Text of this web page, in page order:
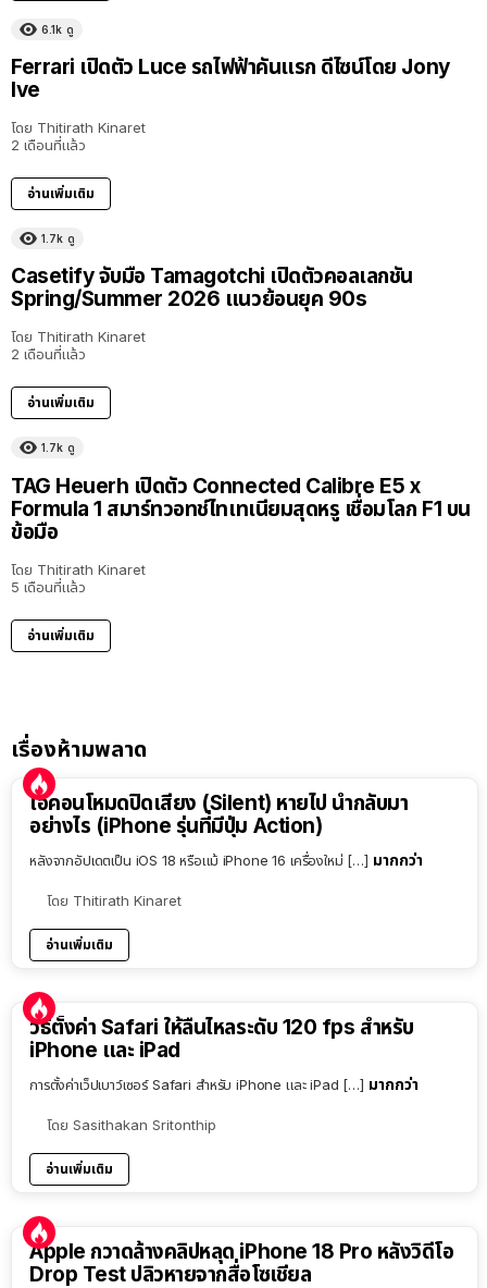
6.1k ดู
Ferrari เปิดตัว Luce รถไฟฟ้าคันแรก ดีไซน์โดย Jony
Ive
โดย Thitirath Kinaret
2 เดือนที่แล้ว
อ่านเพิ่มเติม
1.7k ดู
Casetify จับมือ Tamagotchi เปิดตัวคอลเลกชัน
Spring/Summer 2026 แนวย้อนยุค 90s
โดย Thitirath Kinaret
2 เดือนที่แล้ว
อ่านเพิ่มเติม
1.7k ดู
TAG Heuerh เปิดตัว Connected Calibre E5 x
Formula 1 สมาร์ทวอทช์ไทเทเนียมสุดหรู เชื่อมโลก F1 บน
ข้อมือ
โดย Thitirath Kinaret
5 เดือนที่แล้ว
อ่านเพิ่มเติม
เรื่องห้ามพลาด
ไอคอนโหมดปิดเสียง (Silent) หายไป นำกลับมา
อย่างไร (iPhone รุ่นที่มีปุ่ม Action)
หลังจากอัปเดตเป็น iOS 18 หรือแม้ iPhone 16 เครื่องใหม่ […] มากกว่า
โดย Thitirath Kinaret
อ่านเพิ่มเติม
วิธีตั้งค่า Safari ให้ลื่นไหลระดับ 120 fps สำหรับ
iPhone และ iPad
การตั้งค่าเว็ปเบาว์เซอร์ Safari สำหรับ iPhone และ iPad […] มากกว่า
โดย Sasithakan Sritonthip
อ่านเพิ่มเติม
Apple กวาดล้างคลิปหลุด iPhone 18 Pro หลังวิดีโอ
Drop Test ปลิวหายจากสื่อโซเชียล